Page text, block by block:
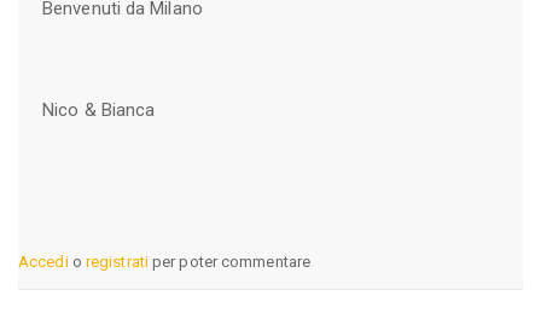
Benvenuti da Milano
Nico & Bianca
Accedio registratiper poter commentare